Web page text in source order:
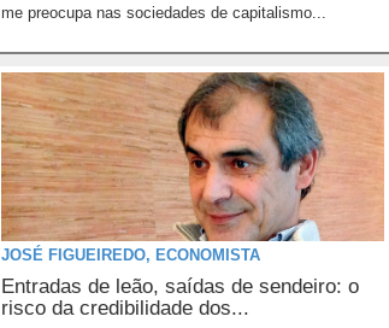
me preocupa nas sociedades de capitalismo...
JOSÉ FIGUEIREDO, ECONOMISTA
Entradas de leão, saídas de sendeiro: o
risco da credibilidade dos...